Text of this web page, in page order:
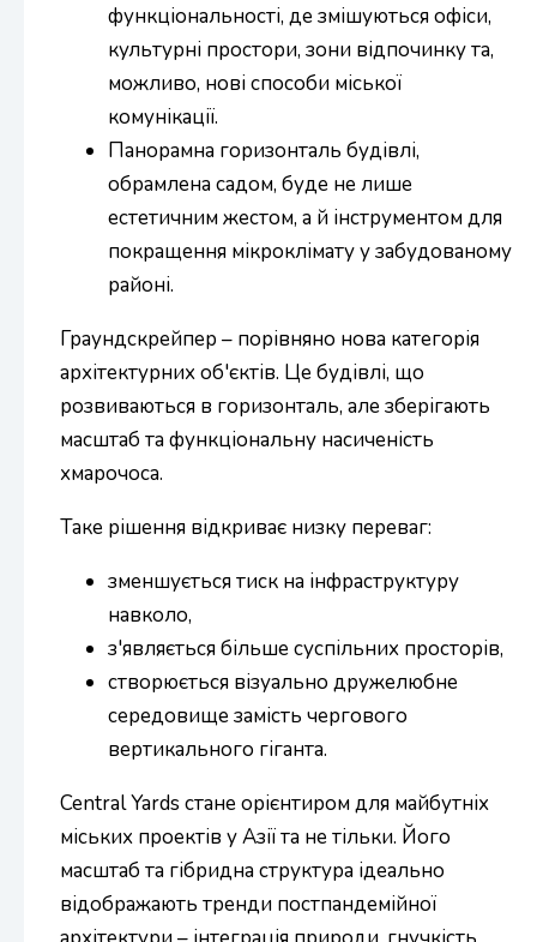
функціональності, де змішуються офіси,
культурні простори, зони відпочинку та,
можливо, нові способи міської
комунікації.
Панорамна горизонталь будівлі,
обрамлена садом, буде не лише
естетичним жестом, а й інструментом для
покращення мікроклімату у забудованому
районі.
Граундскрейпер – порівняно нова категорія
архітектурних об'єктів. Це будівлі, що
розвиваються в горизонталь, але зберігають
масштаб та функціональну насиченість
хмарочоса.
Таке рішення відкриває низку переваг:
зменшується тиск на інфраструктуру
навколо,
з'являється більше суспільних просторів,
створюється візуально дружелюбне
середовище замість чергового
вертикального гіганта.
Central Yards стане орієнтиром для майбутніх
міських проектів у Азії та не тільки. Його
масштаб та гібридна структура ідеально
відображають тренди постпандемійної